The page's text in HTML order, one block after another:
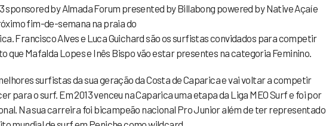
sponsored by Almada Forum presented by Billabong powered by Native Açaí e
fim-de-semana na praia do
Francisco Alves e Luca Guichard são os surfistas convidados para competir
que Mafalda Lopes e Inês Bispo vão estar presentes na categoria Feminino.
surfistas da sua geração da Costa de Caparica e vai voltar a competir
para o surf. Em 2013 venceu na Caparica uma etapa da Liga MEO Surf e foi por
Na sua carreira foi bicampeão nacional Pro Junior além de ter representado